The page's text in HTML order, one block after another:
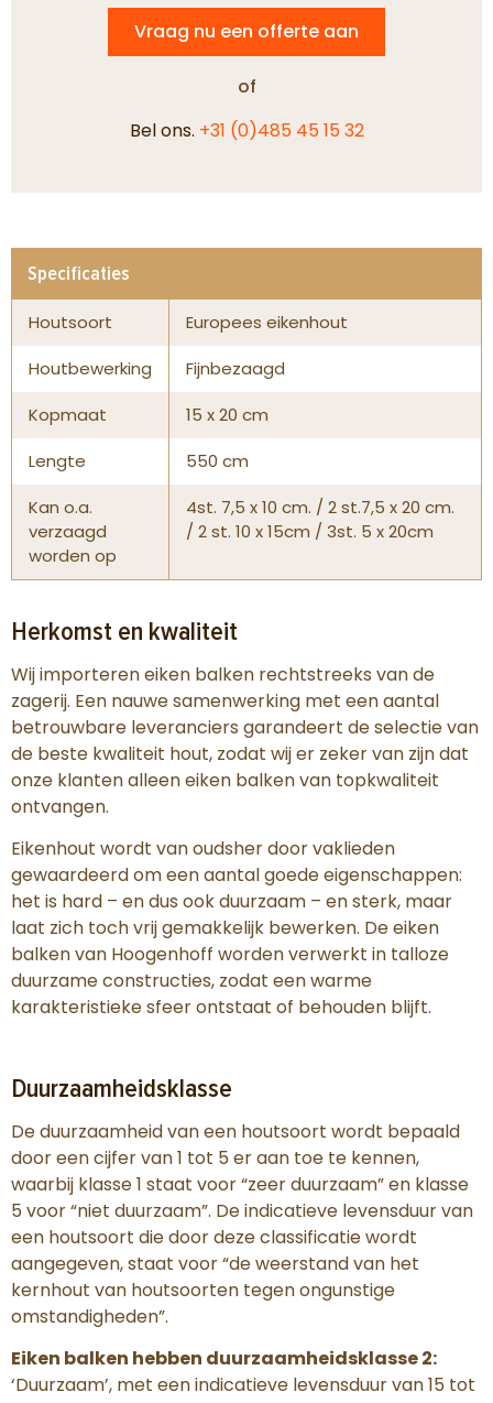
Specificaties
Houtsoort
Europees eikenhout
Houtbewerking
Fijnbezaagd
Kopmaat
15 x 20 cm
Lengte
550 cm
Kan o.a.
verzaagd
worden op
4st. 7,5 x 10 cm. / 2 st.7,5 x 20 cm.
/ 2 st. 10 x 15cm / 3st. 5 x 20cm
Herkomst en kwaliteit
Wij importeren eiken balken rechtstreeks van de
zagerij. Een nauwe samenwerking met een aantal
betrouwbare leveranciers garandeert de selectie van
de beste kwaliteit hout, zodat wij er zeker van zijn dat
onze klanten alleen eiken balken van topkwaliteit
ontvangen.
Eikenhout wordt van oudsher door vaklieden
gewaardeerd om een aantal goede eigenschappen:
het is hard – en dus ook duurzaam – en sterk, maar
laat zich toch vrij gemakkelijk bewerken. De eiken
balken van Hoogenhoff worden verwerkt in talloze
duurzame constructies, zodat een warme
karakteristieke sfeer ontstaat of behouden blijft.
Duurzaamheidsklasse
De duurzaamheid van een houtsoort wordt bepaald
door een cijfer van 1 tot 5 er aan toe te kennen,
waarbij klasse 1 staat voor “zeer duurzaam” en klasse
5 voor “niet duurzaam”. De indicatieve levensduur van
een houtsoort die door deze classificatie wordt
aangegeven, staat voor “de weerstand van het
kernhout van houtsoorten tegen ongunstige
omstandigheden”.
Eiken balken hebben duurzaamheidsklasse 2:
‘Duurzaam’, met een indicatieve levensduur van 15 tot
Vraag nu een offerte aan
of
Bel ons. +31 (0)485 45 15 32